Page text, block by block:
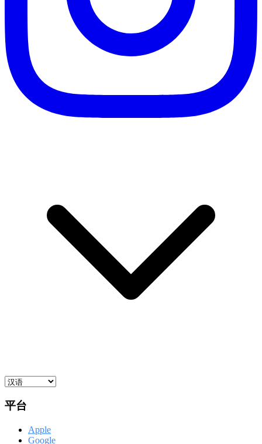
平台
Apple
Google